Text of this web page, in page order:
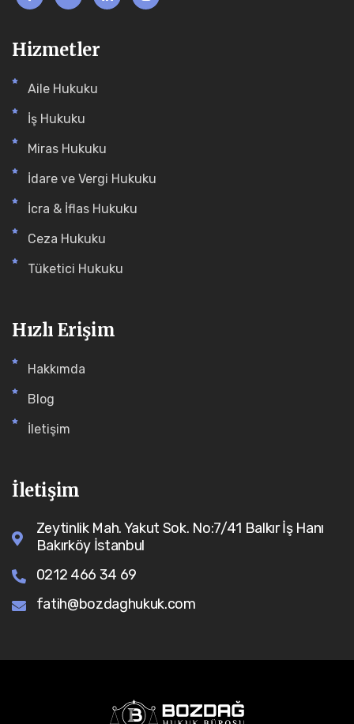
Hizmetler
Aile Hukuku
İş Hukuku
Miras Hukuku
İdare ve Vergi Hukuku
İcra & İflas Hukuku
Ceza Hukuku
Tüketici Hukuku
Hızlı Erişim
Hakkımda
Blog
İletişim
İletişim
Zeytinlik Mah. Yakut Sok. No:7/41 Balkır İş Hanı
Bakırköy İstanbul
0212 466 34 69
fatih@bozdaghukuk.com